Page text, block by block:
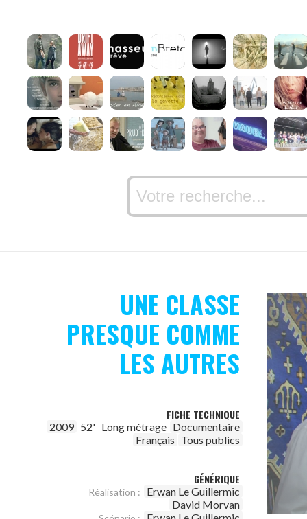
UNE CLASSE
PRESQUE COMME
LES AUTRES
FICHE TECHNIQUE
2009 52' Long métrage Documentaire
Français Tous publics
GÉNÉRIQUE
Réalisation :
Erwan Le Guillermic
David Morvan